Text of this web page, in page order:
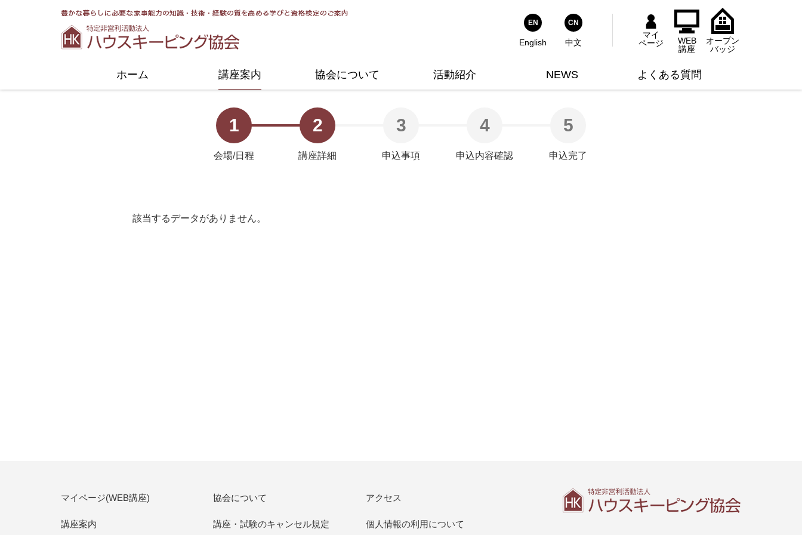
EN
English
CN
中文
マイ
ページ
WEB
講座
オープン
バッジ
ホーム 講座案内
整理収納アドバイザー準1級
協会について
シンプルスタイル大賞 公式YouTubeチャンネル
活動紹介
アドバイザーのご紹介 講師主催のセミナー情報
ハウスキーピング協会ライブラリー
NEWS よくある質問
1級1次試験について その他
問い合わせ対応用
1
会場/日程
2
講座詳細
3
申込事項
4
申込内容確認
5
申込完了
該当するデータがありません。
マイページ(WEB講座)
講座案内
協会について
講座・試験のキャンセル規定
アクセス
個人情報の利用について